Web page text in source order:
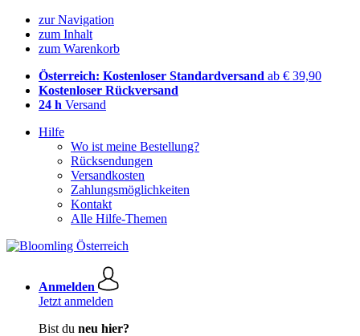
zur Navigation
zum Inhalt
zum Warenkorb
Österreich: Kostenloser Standardversand ab € 39,90
Kostenloser Rückversand
24 h Versand
Hilfe
Wo ist meine Bestellung?
Rücksendungen
Versandkosten
Zahlungsmöglichkeiten
Kontakt
Alle Hilfe-Themen
Anmelden
Jetzt anmelden
Bist du neu hier?